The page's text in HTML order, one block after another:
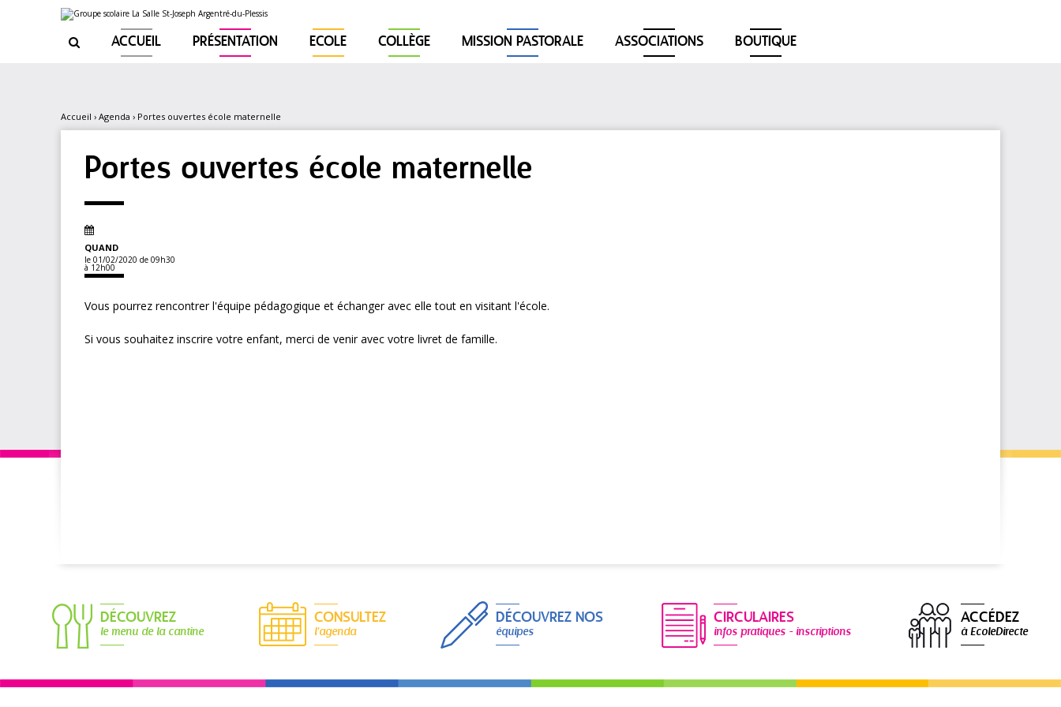
 ACCUEIL PRÉSENTATION ECOLE COLLÈGE MISSION PASTORALE ASSOCIATIONS BOUTIQUE
Accueil › Agenda › Portes ouvertes école maternelle
Portes ouvertes école maternelle
QUAND
le 01/02/2020 de 09h30
à 12h00
Vous pourrez rencontrer l'équipe pédagogique et échanger avec elle tout en visitant l'école.
Si vous souhaitez inscrire votre enfant, merci de venir avec votre livret de famille.
DÉCOUVREZ
le menu de la cantine
CONSULTEZ
l'agenda
DÉCOUVREZ NOS
équipes
CIRCULAIRES
infos pratiques - inscriptions
ACCÉDEZ
à EcoleDirecte